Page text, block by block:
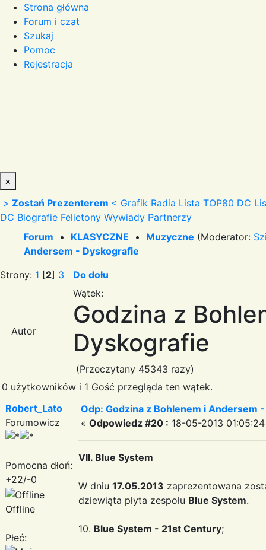
Strona główna
Forum i czat
Szukaj
Pomoc
Rejestracja
×
> Zostań Prezenterem < Grafik Radia Lista TOP80 DC
DC Biografie Felietony Wywiady Partnerzy
Forum • KLASYCZNE • Muzyczne (Moderator:
Andersem - Dyskografie
Strony: 1 [2] 3 Do dołu
Autor
Wątek:
Godzina z
Dyskografie
(Przeczytany 45343 razy)
0 użytkowników i 1 Gość przegląda ten wątek.
Robert_Lato
Forumowicz
Pomocna dłoń:
+22/-0
Offline
Płeć:
Odp: Godzina z Bohlenem i Andersem
« Odpowiedz #20 : 18-05-2013
VII. Blue System
W dniu 17.05.2013 zaprezentowana
dziewiąta płyta zespołu Blue System.
10. Blue System - 21st Century;